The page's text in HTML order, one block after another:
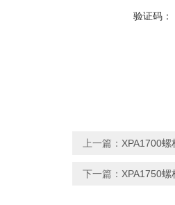
验证码：
上一篇： XPA1700
下一篇： XPA1750